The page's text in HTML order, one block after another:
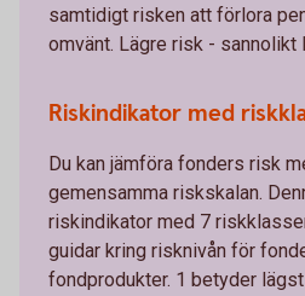
samtidigt risken att förlora
omvänt. Lägre risk - sannolikt
Riskindikator med
Du kan jämföra fonders risk
gemensamma riskskalan.
riskindikator med 7
guidar kring risknivån för
fondprodukter. 1 betyder